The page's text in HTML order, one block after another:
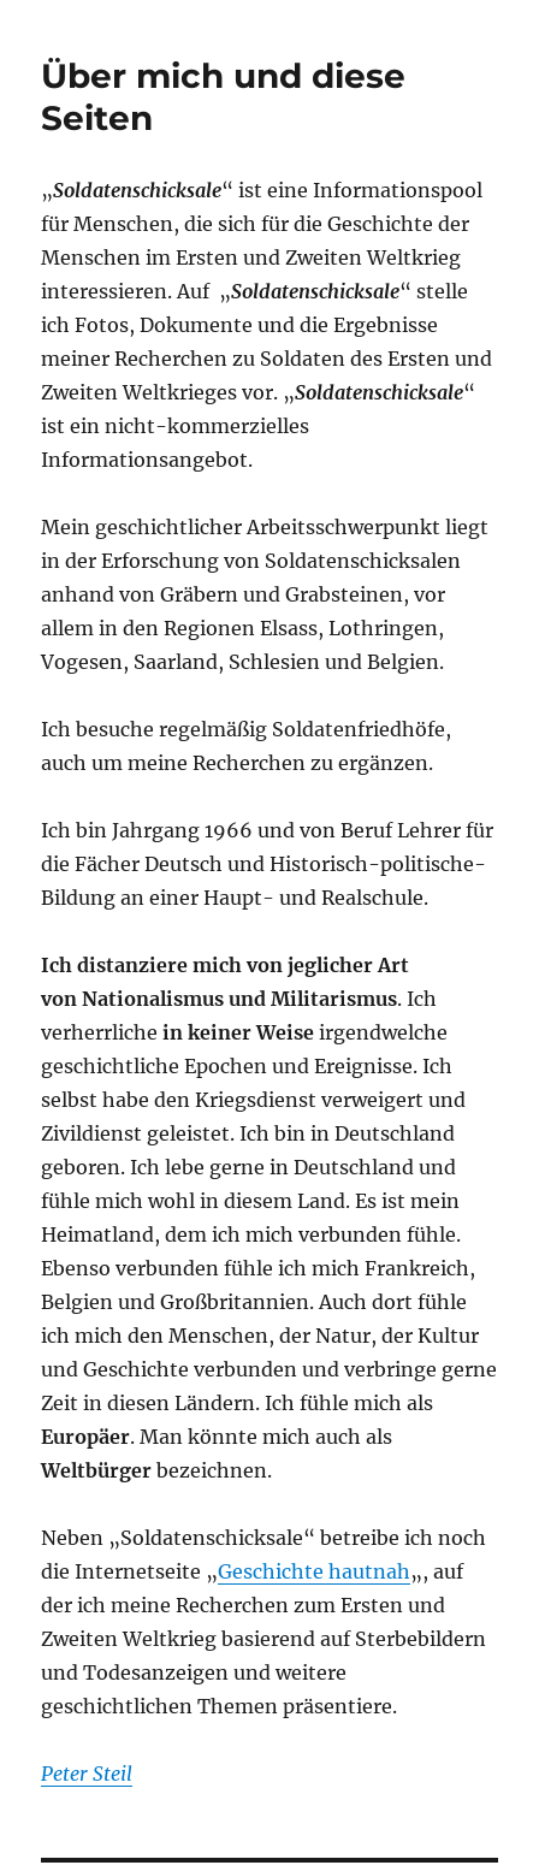
Über mich und diese
Seiten
„Soldatenschicksale“ ist eine Informationspool
für Menschen, die sich für die Geschichte der
Menschen im Ersten und Zweiten Weltkrieg
interessieren. Auf „Soldatenschicksale“ stelle
ich Fotos, Dokumente und die Ergebnisse
meiner Recherchen zu Soldaten des Ersten und
Zweiten Weltkrieges vor. „Soldatenschicksale“
ist ein nicht-kommerzielles
Informationsangebot.
Mein geschichtlicher Arbeitsschwerpunkt liegt
in der Erforschung von Soldatenschicksalen
anhand von Gräbern und Grabsteinen, vor
allem in den Regionen Elsass, Lothringen,
Vogesen, Saarland, Schlesien und Belgien.
Ich besuche regelmäßig Soldatenfriedhöfe,
auch um meine Recherchen zu ergänzen.
Ich bin Jahrgang 1966 und von Beruf Lehrer für
die Fächer Deutsch und Historisch-politische-
Bildung an einer Haupt- und Realschule.
Ich distanziere mich von jeglicher Art
von Nationalismus und Militarismus. Ich
verherrlichein keiner Weise irgendwelche
geschichtliche Epochen und Ereignisse. Ich
selbst habe den Kriegsdienst verweigert und
Zivildienst geleistet. Ich bin in Deutschland
geboren. Ich lebe gerne in Deutschland und
fühle mich wohl in diesem Land. Es ist mein
Heimatland, dem ich mich verbunden fühle.
Ebenso verbunden fühle ich mich Frankreich,
Belgien und Großbritannien. Auch dort fühle
ich mich den Menschen, der Natur, der Kultur
und Geschichte verbunden und verbringe gerne
Zeit in diesen Ländern. Ich fühle mich als
Europäer. Man könnte mich auch als
Weltbürger bezeichnen.
Neben „Soldatenschicksale“ betreibe ich noch
die Internetseite „Geschichte hautnah„, auf
der ich meine Recherchen zum Ersten und
Zweiten Weltkrieg basierend auf Sterbebildern
und Todesanzeigen und weitere
geschichtlichen Themen präsentiere.
Peter Steil